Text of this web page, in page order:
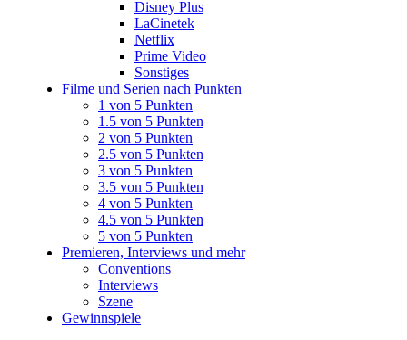
Disney Plus
LaCinetek
Netflix
Prime Video
Sonstiges
Filme und Serien nach Punkten
1 von 5 Punkten
1.5 von 5 Punkten
2 von 5 Punkten
2.5 von 5 Punkten
3 von 5 Punkten
3.5 von 5 Punkten
4 von 5 Punkten
4.5 von 5 Punkten
5 von 5 Punkten
Premieren, Interviews und mehr
Conventions
Interviews
Szene
Gewinnspiele